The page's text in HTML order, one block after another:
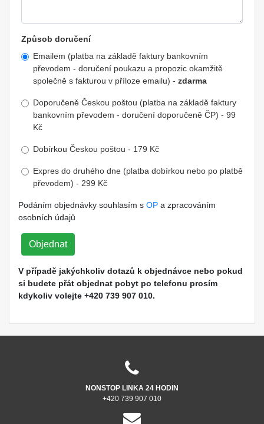
Způsob doručení
Emailem (platba na základě faktury bankovním
převodem - doručení poukazu a propozic okamžitě
společně s fakturou v příloze emailu) - zdarma
Doporučeně Českou poštou (platba na základě faktury
bankovním převodem - doručení doporučeně ČP) - 99
Kč
Dobírkou Českou poštou - 179 Kč
Expres do druhého dne (platba dobírkou nebo po platbě
převodem) - 299 Kč
Podáním objednávky souhlasím s OP a zpracováním
osobních údajů
Objednat
V případě jakýchkoliv dotazů k objednávce nebo pokud
si budete přát objednat pobyt po telefonu prosím
kdykoliv volejte +420 739 907 010.
NONSTOP LINKA 24 HODIN
+420 739 907 010